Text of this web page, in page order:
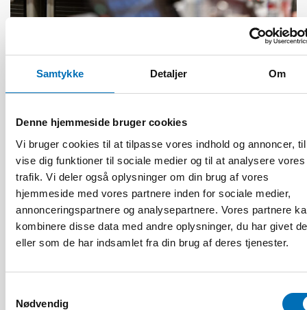
Samtykke Detaljer Om
Denne hjemmeside bruger cookies
Vi bruger cookies til at tilpasse vores indhold og annoncer,
vise dig funktioner til sociale medier og til at analysere vores
trafik. Vi deler også oplysninger om din brug af vores
hjemmeside med vores partnere inden for sociale medier,
annonceringspartnere og analysepartnere. Vores partnere
kombinere disse data med andre oplysninger, du har givet
eller som de har indsamlet fra din brug af deres tjenester.
Nødvendig
“Active citizenship is not a privilege; it is a
right”